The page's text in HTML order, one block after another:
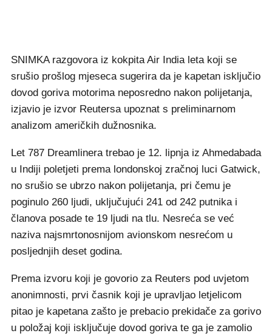
SNIMKA razgovora iz kokpita Air India leta koji se
srušio prošlog mjeseca sugerira da je kapetan isključio
dovod goriva motorima neposredno nakon polijetanja,
izjavio je izvor Reutersa upoznat s preliminarnom
analizom američkih dužnosnika.
Let 787 Dreamlinera trebao je 12. lipnja iz Ahmedabada
u Indiji poletjeti prema londonskoj zračnoj luci Gatwick,
no srušio se ubrzo nakon polijetanja, pri čemu je
poginulo 260 ljudi, uključujući 241 od 242 putnika i
članova posade te 19 ljudi na tlu. Nesreća se već
naziva najsmrtonosnijom avionskom nesrećom u
posljednjih deset godina.
Prema izvoru koji je govorio za Reuters pod uvjetom
anonimnosti, prvi časnik koji je upravljao letjelicom
pitao je kapetana zašto je prebacio prekidače za gorivo
u položaj koji isključuje dovod goriva te ga je zamolio